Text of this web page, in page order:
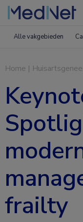
Alle vakgebieden
Home |
frailty